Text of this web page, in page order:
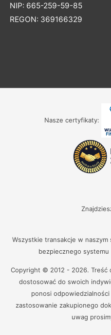
NIP: 665-259-59-85
REGON: 369166329
Nasze certyfikaty:
Wszystkie transakcje w
bezpiecznego systemu
Copyright © 2012 - 2026. Treść
dostosować do swoich
ponosi
zastosowanie zakupionego
uwag